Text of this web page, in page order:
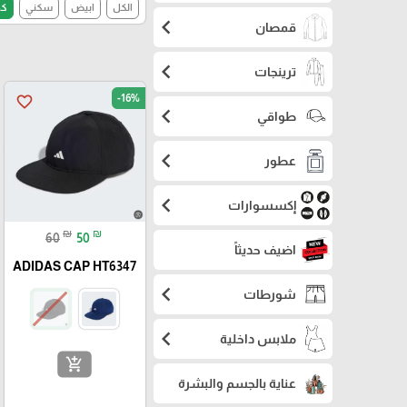
قمصان chevron_left
ترينجات chevron_left
طواقي chevron_left
عطور chevron_left
إكسسوارات chevron_left
اضيف حديثاً
شورطات chevron_left
ملابس داخلية chevron_left
عناية بالجسم والبشرة
الكل ابيض سكني
favorite_border -16%
60 ₪ 50 ₪
ADIDAS CAP HT6347
add_shopping_cart